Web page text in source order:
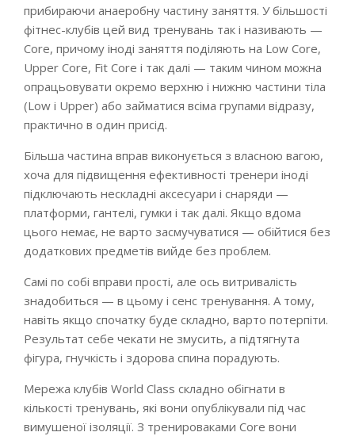
прибираючи анаеробну частину заняття. У більшості
фітнес-клубів цей вид тренувань так і називають —
Core, причому іноді заняття поділяють на Low Core,
Upper Core, Fit Core і так далі — таким чином можна
опрацьовувати окремо верхню і нижню частини тіла
(Low і Upper) або займатися всіма групами відразу,
практично в один присід.
Більша частина вправ виконується з власною вагою,
хоча для підвищення ефективності тренери іноді
підключають нескладні аксесуари і снаряди —
платформи, гантелі, гумки і так далі. Якщо вдома
цього немає, не варто засмучуватися — обійтися без
додаткових предметів вийде без проблем.
Самі по собі вправи прості, але ось витривалість
знадобиться — в цьому і сенс тренування. А тому,
навіть якщо спочатку буде складно, варто потерпіти.
Результат себе чекати не змусить, а підтягнута
фігура, гнучкість і здорова спина порадують.
Мережа клубів World Class складно обігнати в
кількості тренувань, які вони опублікували під час
вимушеної ізоляції. З тренироваками Core вони